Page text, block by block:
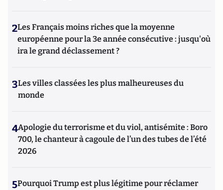
2Les Français moins riches que la moyenne
européenne pour la 3e année consécutive : jusqu'où
ira le grand déclassement ?
3Les villes classées les plus malheureuses du
monde
4Apologie du terrorisme et du viol, antisémite : Boro
700, le chanteur à cagoule de l’un des tubes de l’été
2026
5Pourquoi Trump est plus légitime pour réclamer